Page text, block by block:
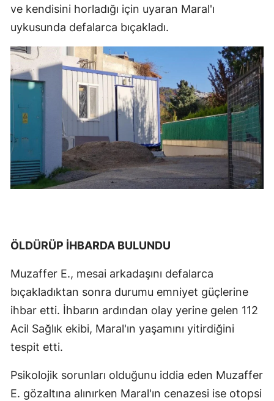
Mersin
İstanbul
İzmir
Kars
Kastamonu
Kayseri
Konya
Kütahya
Malatya
Kahramanmaraş
Mardin
ve kendisini horladığı için uyaran Maral'ı
uykusunda defalarca bıçakladı.
ÖLDÜRÜP İHBARDA BULUNDU
Muzaffer E., mesai arkadaşını defalarca
bıçakladıktan sonra durumu emniyet güçlerine
ihbar etti. İhbarın ardından olay yerine gelen 112
Acil Sağlık ekibi, Maral'ın yaşamını yitirdiğini
tespit etti.
Psikolojik sorunları olduğunu iddia eden Muzaffer
E. gözaltına alınırken Maral'ın cenazesi ise otopsi